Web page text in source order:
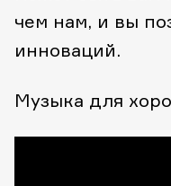
чем нам, и вы
инноваций.
Музыка для